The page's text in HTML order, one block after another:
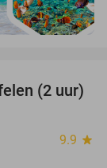
45%
(2 uur)
9.9 star